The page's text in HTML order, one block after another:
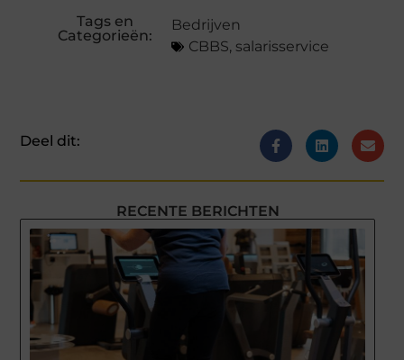
Tags en
Categorieën:
Bedrijven
CBBS, salarisservice
Deel dit:
RECENTE BERICHTEN